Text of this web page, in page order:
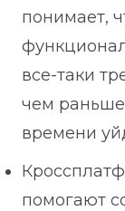
понимает,
все-таки
чем раньше
времени
помогают